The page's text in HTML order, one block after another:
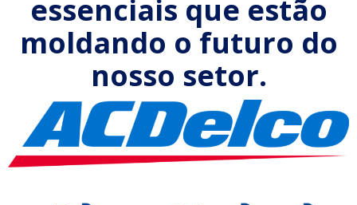
essenciais que estão
moldando o futuro do
nosso setor.